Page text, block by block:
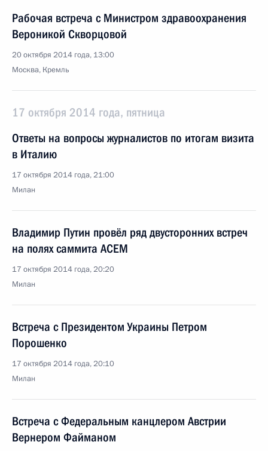
Рабочая встреча с Министром здравоохранения
Вероникой Скворцовой
20 октября 2014 года, 13:00
Москва, Кремль
17 октября 2014 года, пятница
Ответы на вопросы журналистов по итогам визита
в Италию
17 октября 2014 года, 21:00
Милан
Владимир Путин провёл ряд двусторонних встреч
на полях саммита АСЕМ
17 октября 2014 года, 20:20
Милан
Встреча с Президентом Украины Петром
Порошенко
17 октября 2014 года, 20:10
Милан
Встреча с Федеральным канцлером Австрии
Вернером Файманом